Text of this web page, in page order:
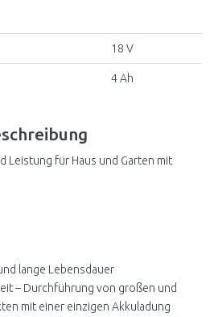
Leistung für Haus und Garten mit
lange Lebensdauer
– Durchführung von großen und
mit einer einzigen Akkuladung
18 V
4 Ah